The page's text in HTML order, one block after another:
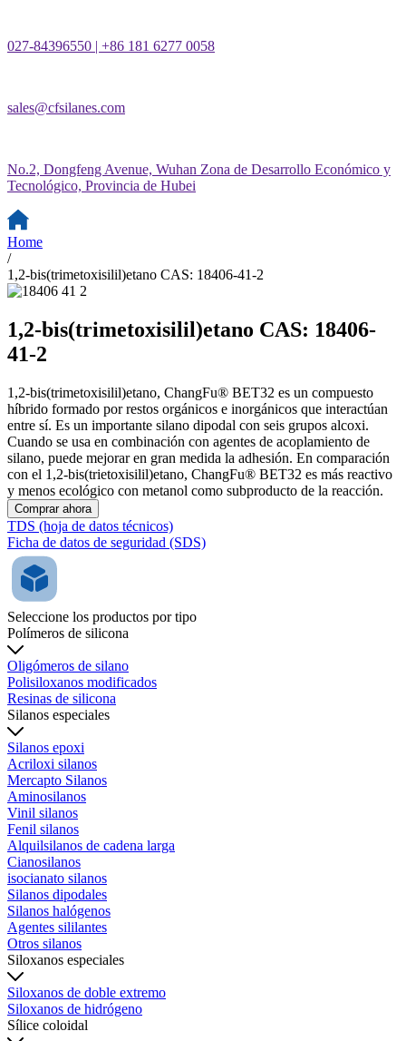
027-84396550 | +86 181 6277 0058
sales@cfsilanes.com
No.2, Dongfeng Avenue, Wuhan Zona de Desarrollo Económico y
Tecnológico, Provincia de Hubei
Home
/
1,2-bis(trimetoxisilil)etano CAS: 18406-41-2
1,2-bis(trimetoxisilil)etano CAS: 18406-
41-2
1,2-bis(trimetoxisilil)etano, ChangFu® BET32 es un compuesto
híbrido formado por restos orgánicos e inorgánicos que interactúan
entre sí. Es un importante silano dipodal con seis grupos alcoxi.
Cuando se usa en combinación con agentes de acoplamiento de
silano, puede mejorar en gran medida la adhesión. En comparación
con el 1,2-bis(trietoxisilil)etano, ChangFu® BET32 es más reactivo
y menos ecológico con metanol como subproducto de la reacción.
Comprar ahora
TDS (hoja de datos técnicos)
Ficha de datos de seguridad (SDS)
Seleccione los productos por tipo
Polímeros de silicona
Oligómeros de silano
Polisiloxanos modificados
Resinas de silicona
Silanos especiales
Silanos epoxi
Acriloxi silanos
Mercapto Silanos
Aminosilanos
Vinil silanos
Fenil silanos
Alquilsilanos de cadena larga
Cianosilanos
isocianato silanos
Silanos dipodales
Silanos halógenos
Agentes sililantes
Otros silanos
Siloxanos especiales
Siloxanos de doble extremo
Siloxanos de hidrógeno
Sílice coloidal